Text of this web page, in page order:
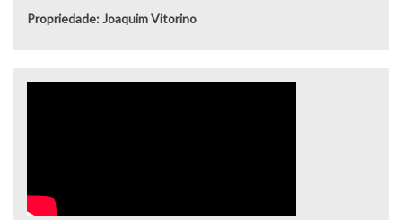
Propriedade: Joaquim Vitorino